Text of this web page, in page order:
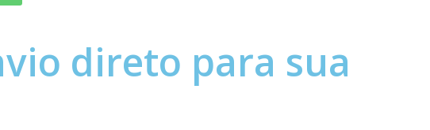
direto para sua